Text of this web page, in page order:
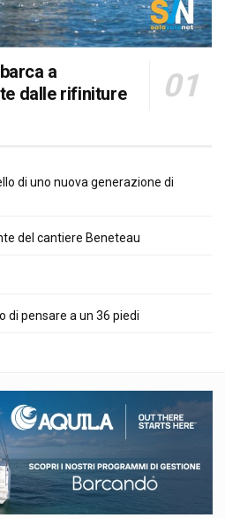
a
dalle rifiniture
di uno nuova generazione di
del cantiere Beneteau
di pensare a un 36 piedi